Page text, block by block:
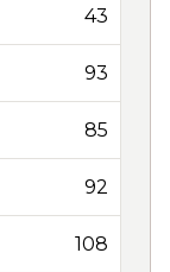
43
93
85
92
108